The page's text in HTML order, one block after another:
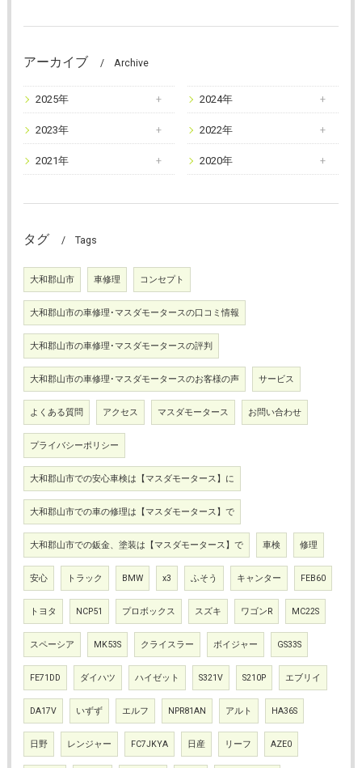
アーカイブ Archive
2025年 2024年
2023年 2022年
2021年 2020年
タグ Tags
大和郡山市 車修理 コンセプト
大和郡山市の車修理･マスダモータースの口コミ情報
大和郡山市の車修理･マスダモータースの評判
大和郡山市の車修理･マスダモータースのお客様の声 サービス
よくある質問 アクセス マスダモータース お問い合わせ
プライバシーポリシー
大和郡山市での安心車検は【マスダモータース】に
大和郡山市での車の修理は【マスダモータース】で
大和郡山市での鈑金、塗装は【マスダモータース】で 車検 修理
安心 トラック BMW x3 ふそう キャンター FEB60
トヨタ NCP51 プロボックス スズキ ワゴンR MC22S
スペーシア MK53S クライスラー ボイジャー GS33S
FE71DD ダイハツ ハイゼット S321V S210P エブリイ
DA17V いずず エルフ NPR81AN アルト HA36S
日野 レンジャー FC7JKYA 日産 リーフ AZE0